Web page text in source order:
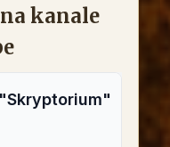
kanale